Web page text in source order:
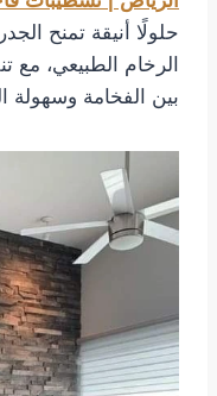
حلولًا أنيقة تمنح
الرخام الطبيعي، مع
بين الفخامة وسهولة